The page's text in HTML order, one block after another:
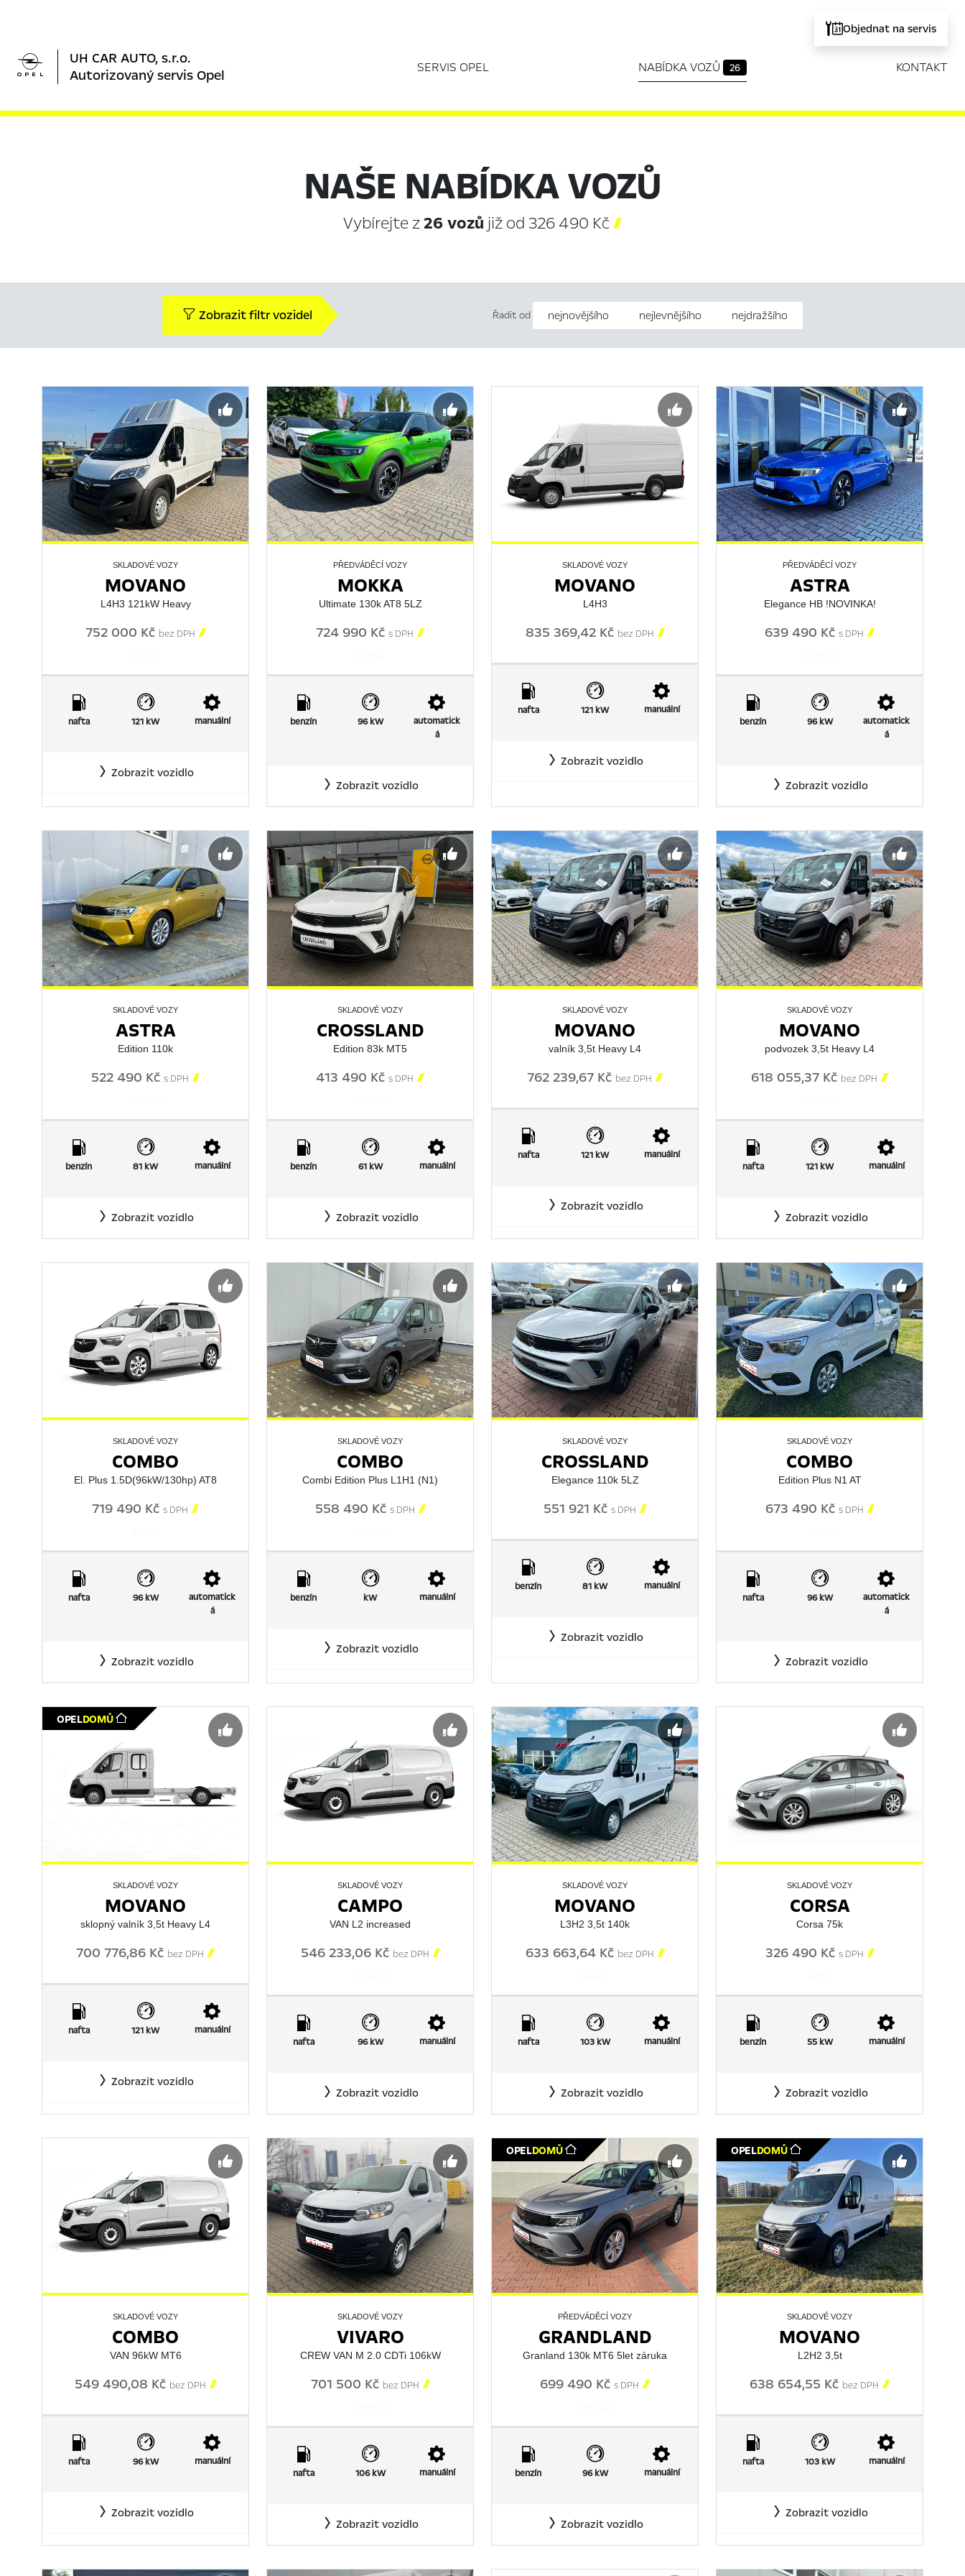
Objednat na servis

UH CAR AUTO, s.r.o.
Autorizovaný servis Opel
SERVIS OPEL NABÍDKA VOZŮ 26 KONTAKT
NAŠE NABÍDKA VOZŮ
Vybírejte z 26 vozů již od 326 490 Kč 
Zobrazit filtr vozidel Řadit od nejnovějšího nejlevnějšího nejdražšího
SKLADOVÉ VOZY
MOVANO
L4H3 121kW Heavy
752 000 Kč bez DPH 
nafta 121 kW manuální
Zobrazit vozidlo
PŘEDVÁDĚCÍ VOZY
MOKKA
Ultimate 130k AT8 5LZ
724 990 Kč s DPH 
benzín 96 kW
automatick
á
Zobrazit vozidlo
SKLADOVÉ VOZY
MOVANO
L4H3
835 369,42 Kč bez DPH 
nafta 121 kW manuální
Zobrazit vozidlo
PŘEDVÁDĚCÍ VOZY
ASTRA
Elegance HB !NOVINKA!
639 490 Kč s DPH 
benzín 96 kW
automatick
á
Zobrazit vozidlo
SKLADOVÉ VOZY
ASTRA
Edition 110k
522 490 Kč s DPH 
benzín 81 kW manuální
Zobrazit vozidlo
SKLADOVÉ VOZY
CROSSLAND
Edition 83k MT5
413 490 Kč s DPH 
benzín 61 kW manuální
Zobrazit vozidlo
SKLADOVÉ VOZY
MOVANO
valník 3,5t Heavy L4
762 239,67 Kč bez DPH 
nafta 121 kW manuální
Zobrazit vozidlo
SKLADOVÉ VOZY
MOVANO
podvozek 3,5t Heavy L4
618 055,37 Kč bez DPH 
nafta 121 kW manuální
Zobrazit vozidlo
SKLADOVÉ VOZY
COMBO
El. Plus 1.5D(96kW/130hp) AT8
719 490 Kč s DPH 
nafta 96 kW
automatick
á
Zobrazit vozidlo
SKLADOVÉ VOZY
COMBO
Combi Edition Plus L1H1 (N1)
558 490 Kč s DPH 
benzín kW manuální
Zobrazit vozidlo
SKLADOVÉ VOZY
CROSSLAND
Elegance 110k 5LZ
551 921 Kč s DPH 
benzín 81 kW manuální
Zobrazit vozidlo
SKLADOVÉ VOZY
COMBO
Edition Plus N1 AT
673 490 Kč s DPH 
nafta 96 kW
automatick
á
Zobrazit vozidlo
TOP NABÍDKA
OPELDOMŮ
SKLADOVÉ VOZY
MOVANO
sklopný valník 3,5t Heavy L4
700 776,86 Kč bez DPH 
nafta 121 kW manuální
Zobrazit vozidlo
SKLADOVÉ VOZY
CAMPO
VAN L2 increased
546 233,06 Kč bez DPH 
nafta 96 kW manuální
Zobrazit vozidlo
SKLADOVÉ VOZY
MOVANO
L3H2 3,5t 140k
633 663,64 Kč bez DPH 
nafta 103 kW manuální
Zobrazit vozidlo
SKLADOVÉ VOZY
CORSA
Corsa 75k
326 490 Kč s DPH 
benzín 55 kW manuální
Zobrazit vozidlo
SKLADOVÉ VOZY
COMBO
VAN 96kW MT6
549 490,08 Kč bez DPH 
nafta 96 kW manuální
Zobrazit vozidlo
SKLADOVÉ VOZY
VIVARO
CREW VAN M 2.0 CDTi 106kW
701 500 Kč bez DPH 
nafta 106 kW manuální
Zobrazit vozidlo
TOP NABÍDKA
OPELDOMŮ
PŘEDVÁDĚCÍ VOZY
GRANDLAND
Granland 130k MT6 5let záruka
699 490 Kč s DPH 
benzín 96 kW manuální
Zobrazit vozidlo
TOP NABÍDKA
OPELDOMŮ
SKLADOVÉ VOZY
MOVANO
L2H2 3,5t
638 654,55 Kč bez DPH 
nafta 103 kW manuální
Zobrazit vozidlo